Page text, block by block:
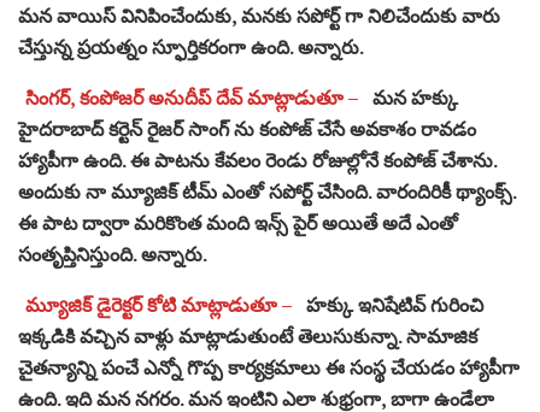
మన వాయిస్ వినిపించేందుకు, మనకు సపోర్ట్ గా నిలిచేందుకు వారు
చేస్తున్న ప్రయత్నం స్ఫూర్తికరంగా ఉంది. అన్నారు.
సింగర్, కంపోజర్ అనుదీప్ దేవ్ మాట్లాడుతూ – మన హక్కు
హైదరాబాద్ కర్టెన్ రైజర్ సాంగ్ ను కంపోజ్ చేసే అవకాశం రావడం
హ్యాపీగా ఉంది. ఈ పాటను కేవలం రెండు రోజుల్లోనే కంపోజ్ చేశాను.
అందుకు నా మ్యూజిక్ టీమ్ ఎంతో సపోర్ట్ చేసింది. వారందిరికీ థ్యాంక్స్.
ఈ పాట ద్వారా మరికొంత మంది ఇన్స్ పైర్ అయితే అదే ఎంతో
సంతృప్తినిస్తుంది. అన్నారు.
మ్యూజిక్ డైరెక్టర్ కోటి మాట్లాడుతూ – హక్కు ఇనిషేటివ్ గురించి
ఇక్కడికి వచ్చిన వాళ్లు మాట్లాడుతుంటే తెలుసుకున్నా. సామాజిక
చైతన్యాన్ని పంచే ఎన్నో గొప్ప కార్యక్రమాలు ఈ సంస్థ చేయడం హ్యాపీగా
ఉంది. ఇది మన నగరం. మన ఇంటిని ఎలా శుభ్రంగా, బాగా ఉండేలా